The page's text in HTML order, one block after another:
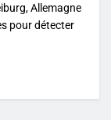
Allemagne
pour détecter